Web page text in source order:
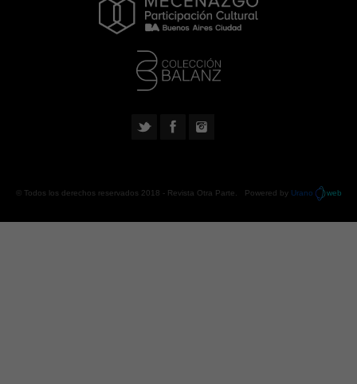
© Todos los derechos reservados 2018 - Revista Otra Parte . Powered by Urano web